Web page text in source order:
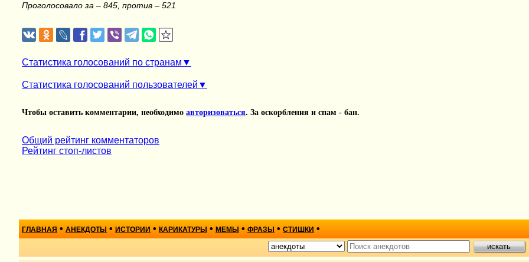
Проголосовало за – 845, против – 521
Статистика голосований по странам
Статистика голосований пользователей
Чтобы оставить комментарии, необходимо авторизоваться. За оскорбления и спам - бан.
Общий рейтинг комментаторов
Рейтинг стоп-листов
ГЛАВНАЯ • АНЕКДОТЫ • ИСТОРИИ • КАРИКАТУРЫ • МЕМЫ • ФРАЗЫ • СТИШКИ •